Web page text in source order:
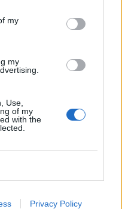
my
my
Use,
of my
with the
Privacy Policy
per
di